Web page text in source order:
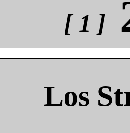
[ 1 ]
Los